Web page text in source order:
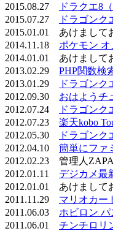
2015.08.27
ドラクエ8
2015.07.27
ドラゴンク
2015.01.01 あけまして
2014.11.18 ポケモン
2014.01.01 あけまして
2013.02.29 PHP関数検
2013.01.29
ドラゴンク
2012.09.30 おはようチ
2012.07.24
ドラゴンク
2012.07.23 楽天kobo
2012.05.30
ドラゴン
2012.04.10 簡単にファ
2012.02.23 管理人
2012.01.11 デジカメ最
2012.01.01 あけまして
2011.11.29 マリオカー
2011.06.03 ホビロン
2011.06.01 チンチロリ